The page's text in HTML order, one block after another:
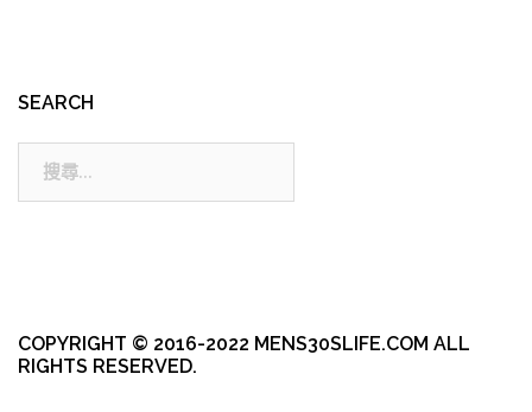
SEARCH
COPYRIGHT © 2016-2022 MENS30SLIFE.COM ALL
RIGHTS RESERVED.